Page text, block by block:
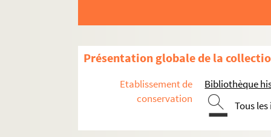
Présentation globale de la
Etablissement de
conservation
Bibliothèque
Tous
Dossier n° 101
Dossier n° 102
Dossier n° 103
Dossier n° 103 bis